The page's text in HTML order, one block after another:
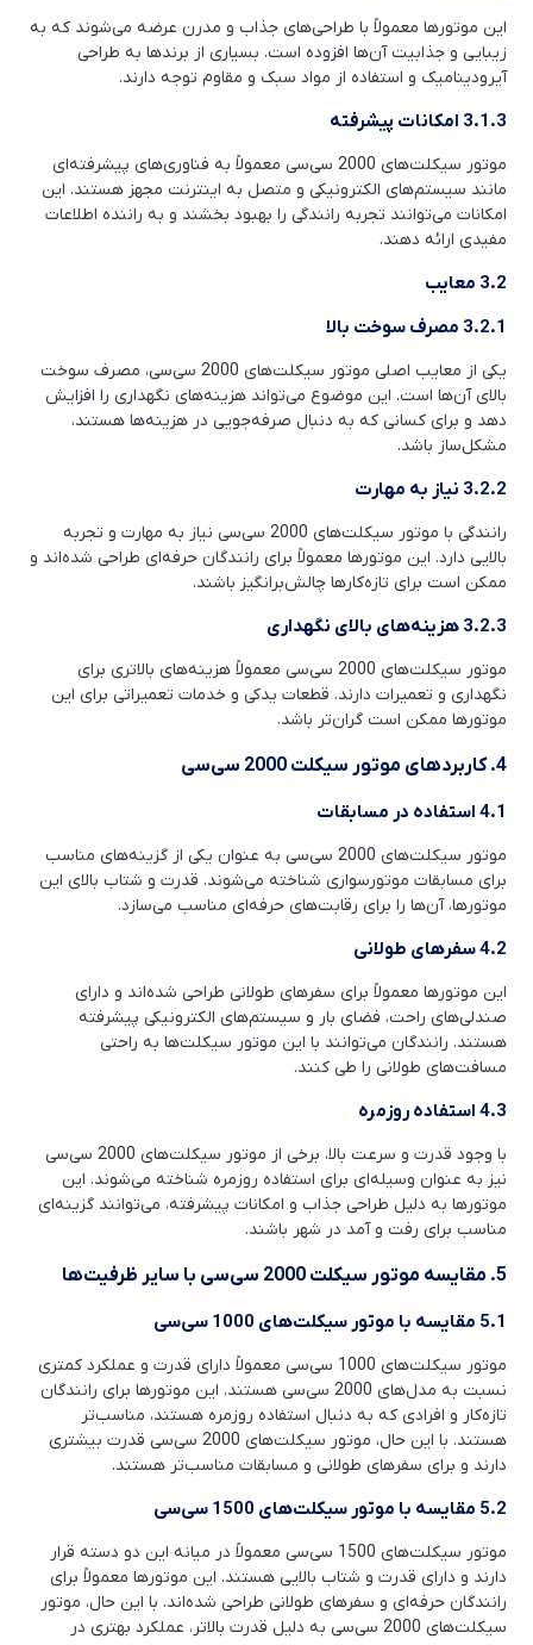
این موتورها معمولاً با طراحی‌های جذاب و مدرن عرضه می‌شوند که به
زیبایی و جذابیت آن‌ها افزوده است. بسیاری از برندها به طراحی
آیرودینامیک و استفاده از مواد سبک و مقاوم توجه دارند.
3.1.3 امکانات پیشرفته
موتور سیکلت‌های 2000 سی‌سی معمولاً به فناوری‌های پیشرفته‌ای
مانند سیستم‌های الکترونیکی و متصل به اینترنت مجهز هستند. این
امکانات می‌توانند تجربه رانندگی را بهبود بخشند و به راننده اطلاعات
مفیدی ارائه دهند.
3.2 معایب
3.2.1 مصرف سوخت بالا
یکی از معایب اصلی موتور سیکلت‌های 2000 سی‌سی، مصرف سوخت
بالای آن‌ها است. این موضوع می‌تواند هزینه‌های نگهداری را افزایش
دهد و برای کسانی که به دنبال صرفه‌جویی در هزینه‌ها هستند،
مشکل‌ساز باشد.
3.2.2 نیاز به مهارت
رانندگی با موتور سیکلت‌های 2000 سی‌سی نیاز به مهارت و تجربه
بالایی دارد. این موتورها معمولاً برای رانندگان حرفه‌ای طراحی شده‌اند و
ممکن است برای تازه‌کارها چالش‌برانگیز باشند.
3.2.3 هزینه‌های بالای نگهداری
موتور سیکلت‌های 2000 سی‌سی معمولاً هزینه‌های بالاتری برای
نگهداری و تعمیرات دارند. قطعات یدکی و خدمات تعمیراتی برای این
موتورها ممکن است گران‌تر باشد.
4. کاربردهای موتور سیکلت 2000 سی‌سی
4.1 استفاده در مسابقات
موتور سیکلت‌های 2000 سی‌سی به عنوان یکی از گزینه‌های مناسب
برای مسابقات موتورسواری شناخته می‌شوند. قدرت و شتاب بالای این
موتورها، آن‌ها را برای رقابت‌های حرفه‌ای مناسب می‌سازد.
4.2 سفرهای طولانی
این موتورها معمولاً برای سفرهای طولانی طراحی شده‌اند و دارای
صندلی‌های راحت، فضای بار و سیستم‌های الکترونیکی پیشرفته
هستند. رانندگان می‌توانند با این موتور سیکلت‌ها به راحتی
مسافت‌های طولانی را طی کنند.
4.3 استفاده روزمره
با وجود قدرت و سرعت بالا، برخی از موتور سیکلت‌های 2000 سی‌سی
نیز به عنوان وسیله‌ای برای استفاده روزمره شناخته می‌شوند. این
موتورها به دلیل طراحی جذاب و امکانات پیشرفته، می‌توانند گزینه‌ای
مناسب برای رفت و آمد در شهر باشند.
5. مقایسه موتور سیکلت 2000 سی‌سی با سایر ظرفیت‌ها
5.1 مقایسه با موتور سیکلت‌های 1000 سی‌سی
موتور سیکلت‌های 1000 سی‌سی معمولاً دارای قدرت و عملکرد کمتری
نسبت به مدل‌های 2000 سی‌سی هستند. این موتورها برای رانندگان
تازه‌کار و افرادی که به دنبال استفاده روزمره هستند، مناسب‌تر
هستند. با این حال، موتور سیکلت‌های 2000 سی‌سی قدرت بیشتری
دارند و برای سفرهای طولانی و مسابقات مناسب‌تر هستند.
5.2 مقایسه با موتور سیکلت‌های 1500 سی‌سی
موتور سیکلت‌های 1500 سی‌سی معمولاً در میانه این دو دسته قرار
دارند و دارای قدرت و شتاب بالایی هستند. این موتورها معمولاً برای
رانندگان حرفه‌ای و سفرهای طولانی طراحی شده‌اند. با این حال، موتور
سیکلت‌های 2000 سی‌سی به دلیل قدرت بالاتر، عملکرد بهتری در